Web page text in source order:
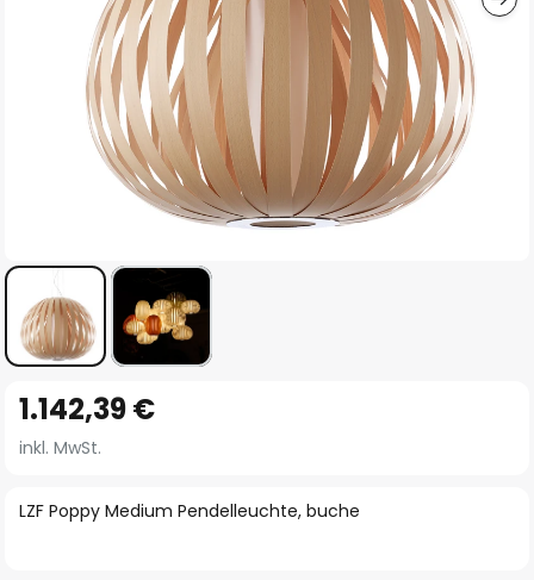
Anfang
der
springen
LZF Poppy Medium Pendelleuchte, buche
1.142,39 €
inkl. MwSt.